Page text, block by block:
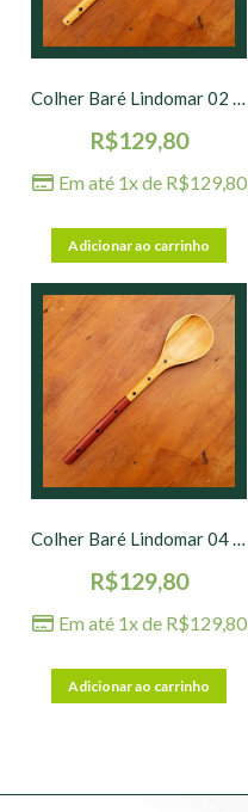
Colher Baré Lindomar 02 – 40 x 7 cm
R$129,80
Em até 1x de R$129,80
Adicionar ao carrinho
Colher Baré Lindomar 04 – 40 x 7 cm
R$129,80
Em até 1x de R$129,80
Adicionar ao carrinho